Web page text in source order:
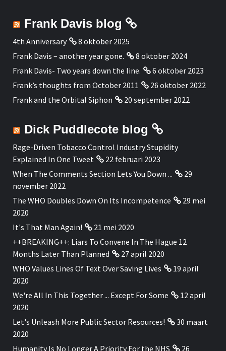
Frank Davis blog
4th Anniversary
8 oktober 2025
Frank Davis – another year gone.
8 oktober 2024
Frank Davis- Two years down the line.
6 oktober 2023
Frank’s thoughts from October 2011
26 oktober 2022
Frank and the Orbital Siphon
20 september 2022
Dick Puddlecote blog
Rage-Driven Tobacco Control Industry Stupidity
Explained In One Tweet
22 februari 2023
When The Comments Section Lets You Down ...
29
november 2022
The WHO Doubles Down On Its Incompetence
29 mei
2020
It's That Man Again!
21 mei 2020
++BREAKING++: Liars To Convene In The Hague 12
Months Later Than Planned
27 april 2020
WHO Values Lines Of Text Over Saving Lives
19 april
2020
We're All In This Together ... Except For Some
12 april
2020
Let's Unleash More Public Sector Resources!
30 maart
2020
Humanity Is No Longer A Priority For the NHS
26